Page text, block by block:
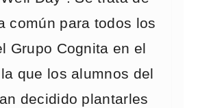
común para todos los
Grupo Cognita en el
que los alumnos del
decidido plantarles